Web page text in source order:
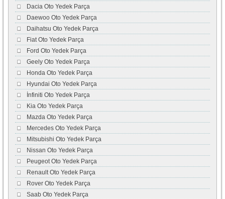
Dacia Oto Yedek Parça
Daewoo Oto Yedek Parça
Daihatsu Oto Yedek Parça
Fiat Oto Yedek Parça
Ford Oto Yedek Parça
Geely Oto Yedek Parça
Honda Oto Yedek Parça
Hyundai Oto Yedek Parça
İnfiniti Oto Yedek Parça
Kia Oto Yedek Parça
Mazda Oto Yedek Parça
Mercedes Oto Yedek Parça
Mitsubishi Oto Yedek Parça
Nissan Oto Yedek Parça
Peugeot Oto Yedek Parça
Renault Oto Yedek Parça
Rover Oto Yedek Parça
Saab Oto Yedek Parça